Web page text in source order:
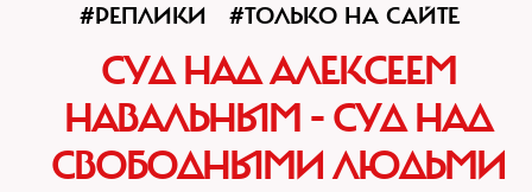
#РЕПЛИКИ #ТОЛЬКО НА САЙТЕ
СУД НАД АЛЕКСЕЕМ
НАВАЛЬНЫМ - СУД НАД
СВОБОДНЫМИ ЛЮДЬМИ